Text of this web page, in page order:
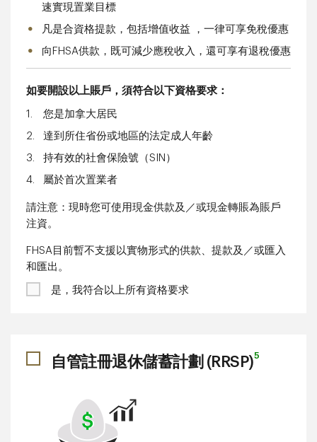
速實現置業目標
凡是合資格提款，包括增值收益 ，一律可享免稅優惠
向FHSA供款，既可減少應稅收入，還可享有退稅優惠
如要開設以上賬戶，須符合以下資格要求：
您是加拿大居民
達到所住省份或地區的法定成人年齡
持有效的社會保險號（SIN）
屬於首次置業者
請注意：現時您可使用現金供款及／或現金轉賬為賬戶
注資。
FHSA目前暫不支援以實物形式的供款、提款及／或匯入
和匯出。
是，我符合以上所有資格要求
自管註冊退休儲蓄計劃 (RRSP)5